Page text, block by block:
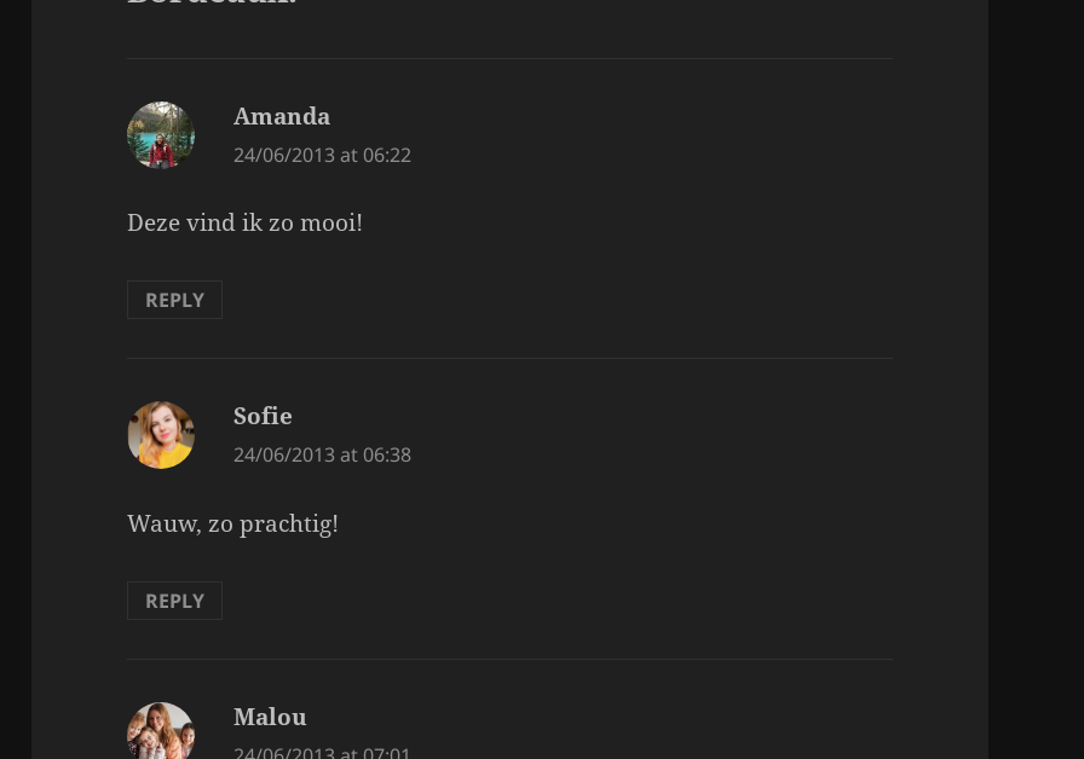
Amanda
24/06/2013 at 06:22
Deze vind ik zo mooi!
REPLY
Sofie
24/06/2013 at 06:38
Wauw, zo prachtig!
REPLY
Malou